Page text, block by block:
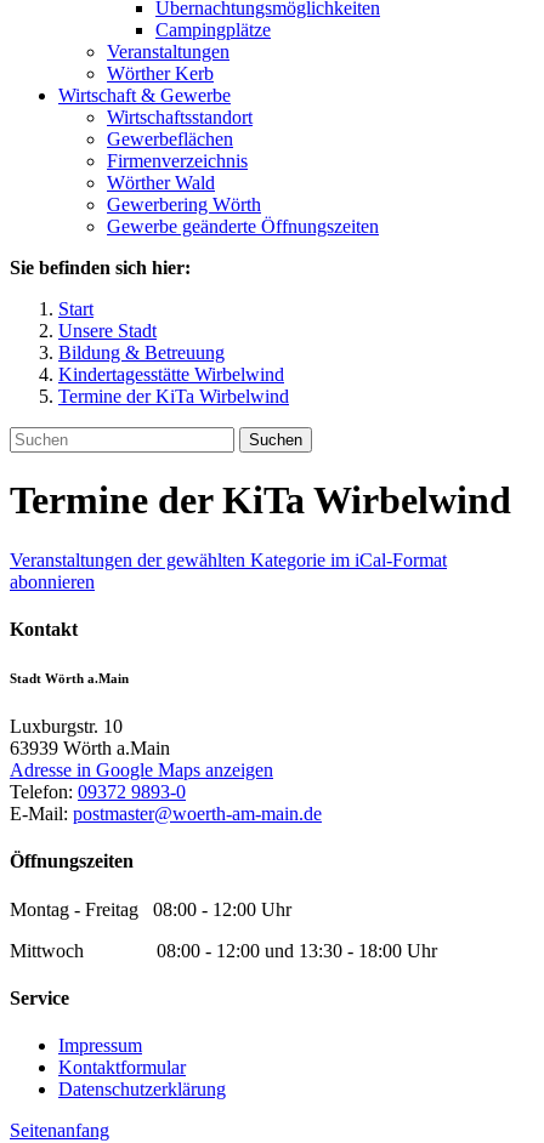
Übernachtungsmöglichkeiten
Campingplätze
Veranstaltungen
Wörther Kerb
Wirtschaft & Gewerbe
Wirtschaftsstandort
Gewerbeflächen
Firmenverzeichnis
Wörther Wald
Gewerbering Wörth
Gewerbe geänderte Öffnungszeiten
Sie befinden sich hier:
Start
Unsere Stadt
Bildung & Betreuung
Kindertagesstätte Wirbelwind
Termine der KiTa Wirbelwind
Suchen
Termine der KiTa Wirbelwind
Veranstaltungen der gewählten Kategorie im iCal-Format
abonnieren
Kontakt
Stadt Wörth a.Main
Luxburgstr. 10
63939 Wörth a.Main
Adresse in Google Maps anzeigen
Telefon: 09372 9893-0
E-Mail: postmaster@woerth-am-main.de
Öffnungszeiten
Montag - Freitag 08:00 - 12:00 Uhr
Mittwoch 08:00 - 12:00 und 13:30 - 18:00 Uhr
Service
Impressum
Kontaktformular
Datenschutzerklärung
Seitenanfang